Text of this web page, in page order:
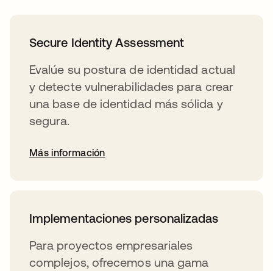
Secure Identity Assessment
Evalúe su postura de identidad actual
y detecte vulnerabilidades para crear
una base de identidad más sólida y
segura.
Más información
Implementaciones personalizadas
Para proyectos empresariales
complejos, ofrecemos una gama